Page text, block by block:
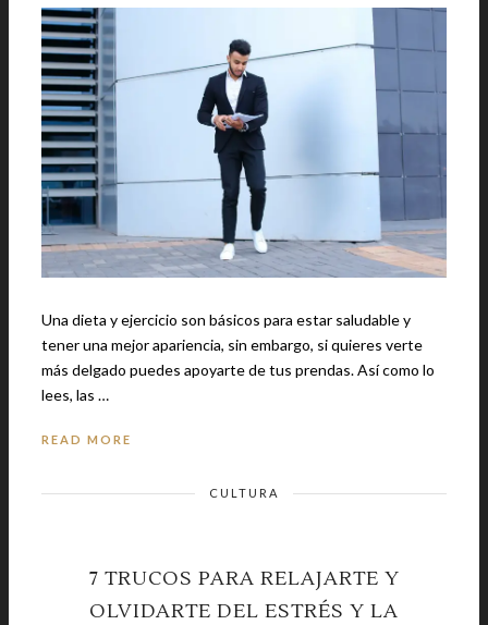
Una dieta y ejercicio son básicos para estar saludable y
tener una mejor apariencia, sin embargo, si quieres verte
más delgado puedes apoyarte de tus prendas. Así como lo
lees, las …
READ MORE
CULTURA
7 TRUCOS PARA RELAJARTE Y
OLVIDARTE DEL ESTRÉS Y LA